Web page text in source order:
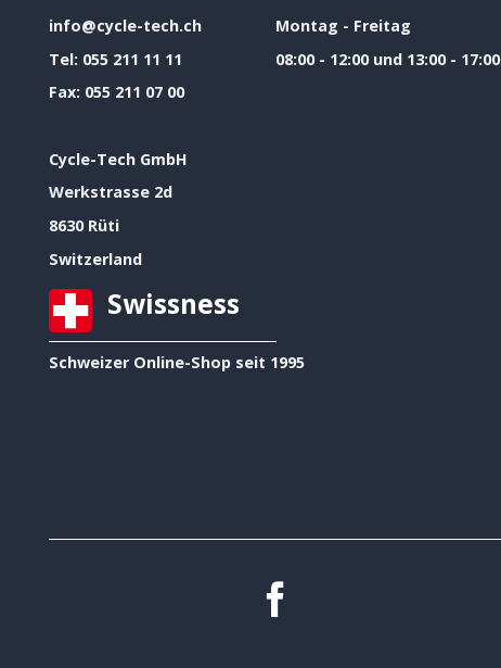
info@cycle-tech.ch
Tel: 055 211 11 11
Fax: 055 211 07 00
Cycle-Tech GmbH
Werkstrasse 2d
8630 Rüti
Switzerland
Montag - Freitag
08:00 - 12:00 und 13:00 - 17:00
Swissness
Schweizer Online-Shop seit 1995